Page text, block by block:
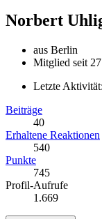
Norbert
aus Berlin
Mitglied seit
Letzte Aktivität:
Beiträge
40
Erhaltene Reaktionen
540
Punkte
745
Profil-Aufrufe
1.669